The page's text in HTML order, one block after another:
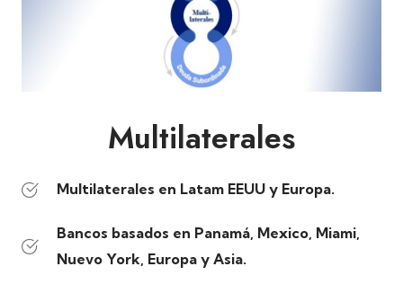
Multilaterales
Multilaterales en Latam EEUU y Europa.
Bancos basados en Panamá, Mexico, Miami,
Nuevo York, Europa y Asia.